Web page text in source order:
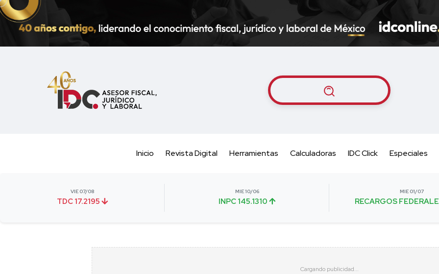
Inicio Revista Digital Herramientas Calculadoras IDC Click Especiales
VIE 07/08
TDC 17.2195
MIE 10/06
INPC 145.1310
MIE 01/07
RECARGOS